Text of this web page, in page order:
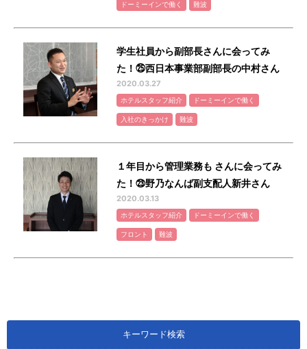
ドーミーインで働く 難波
学生社員から副部長さんに会ってみ
た！㉕西日本事業部副部長の中村さん
2020.03.27
ホテルスタッフ紹介 ドーミーインで働く
入社のきっかけ 難波
１年目から管理業務も さんに会ってみ
た！㉓野乃なんば副支配人新井さん
2020.03.13
ホテルスタッフ紹介 ドーミーインで働く
フロント 難波
キーワード検索